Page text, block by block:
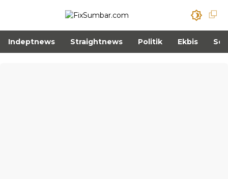
Indeptnews Straightnews Politik Ekbis